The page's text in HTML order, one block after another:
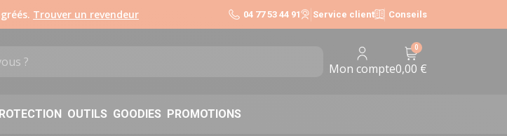
Trouver un revendeur 04 77 53 44 91 Service client Conseils
Mon compte
0
0,00 €
OUTILS GOODIES PROMOTIONS